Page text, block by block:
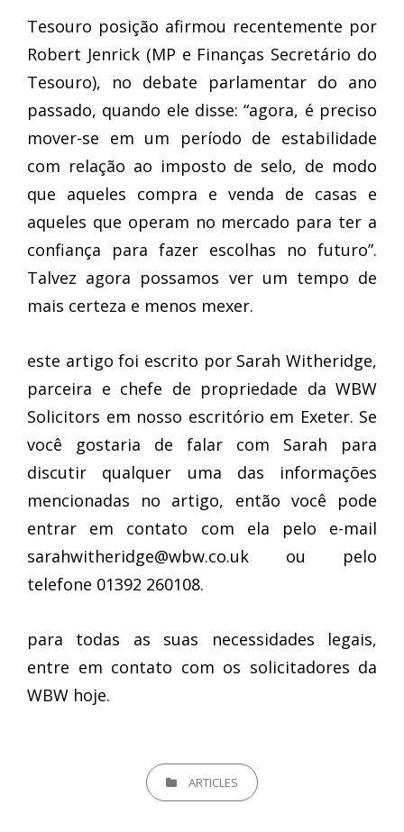
Tesouro posição afirmou recentemente por
Robert Jenrick (MP e Finanças Secretário do
Tesouro), no debate parlamentar do ano
passado, quando ele disse: “agora, é preciso
mover-se em um período de estabilidade
com relação ao imposto de selo, de modo
que aqueles compra e venda de casas e
aqueles que operam no mercado para ter a
confiança para fazer escolhas no futuro”.
Talvez agora possamos ver um tempo de
mais certeza e menos mexer.
este artigo foi escrito por Sarah Witheridge,
parceira e chefe de propriedade da WBW
Solicitors em nosso escritório em Exeter. Se
você gostaria de falar com Sarah para
discutir qualquer uma das informações
mencionadas no artigo, então você pode
entrar em contato com ela pelo e-mail
sarahwitheridge@wbw.co.uk ou pelo
telefone 01392 260108.
para todas as suas necessidades legais,
entre em contato com os solicitadores da
WBW hoje.
CATEGORIESARTICLES